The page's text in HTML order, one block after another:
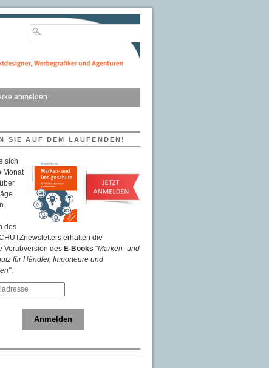
anmelden
SIE AUF DEM LAUFENDEN!
sich
Monat
des
erhalten die
Vorabversion des E-Books "Marken- und
für Händler, Importeure und
:
Anmelden